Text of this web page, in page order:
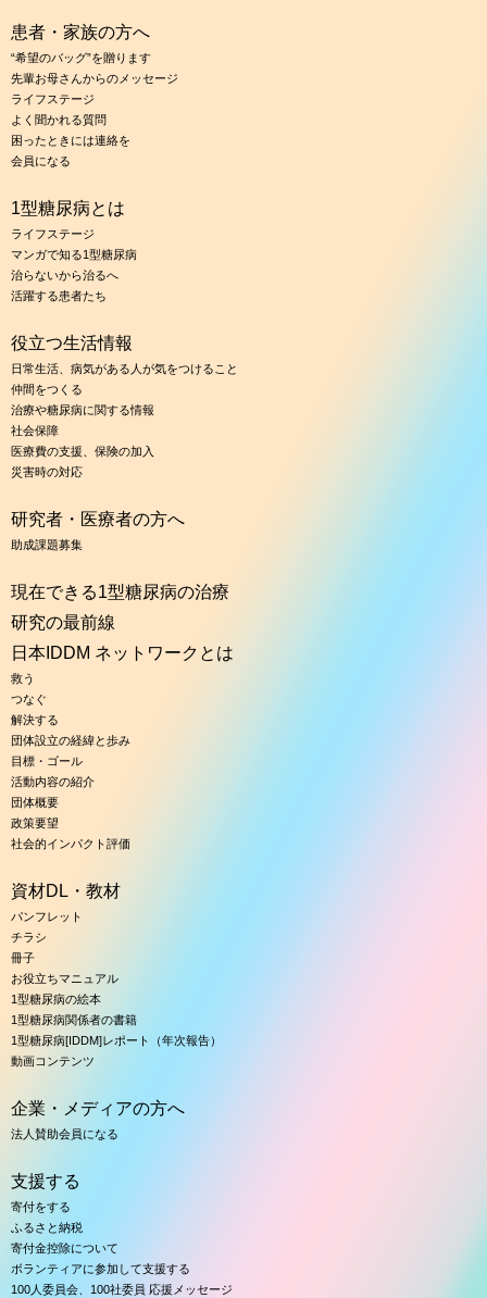
患者・家族の方へ
“希望のバッグ”を贈ります
先輩お母さんからのメッセージ
ライフステージ
よく聞かれる質問
困ったときには連絡を
会員になる
1型糖尿病とは
ライフステージ
マンガで知る1型糖尿病
治らないから治るへ
活躍する患者たち
役立つ生活情報
日常生活、病気がある人が気をつけること
仲間をつくる
治療や糖尿病に関する情報
社会保障
医療費の支援、保険の加入
災害時の対応
研究者・医療者の方へ
助成課題募集
現在できる1型糖尿病の治療
研究の最前線
日本IDDM ネットワークとは
救う
つなぐ
解決する
団体設立の経緯と歩み
目標・ゴール
活動内容の紹介
団体概要
政策要望
社会的インパクト評価
資材DL・教材
パンフレット
チラシ
冊子
お役立ちマニュアル
1型糖尿病の絵本
1型糖尿病関係者の書籍
1型糖尿病[IDDM]レポート（年次報告）
動画コンテンツ
企業・メディアの方へ
法人賛助会員になる
支援する
寄付をする
ふるさと納税
寄付金控除について
ボランティアに参加して支援する
100人委員会、100社委員 応援メッセージ